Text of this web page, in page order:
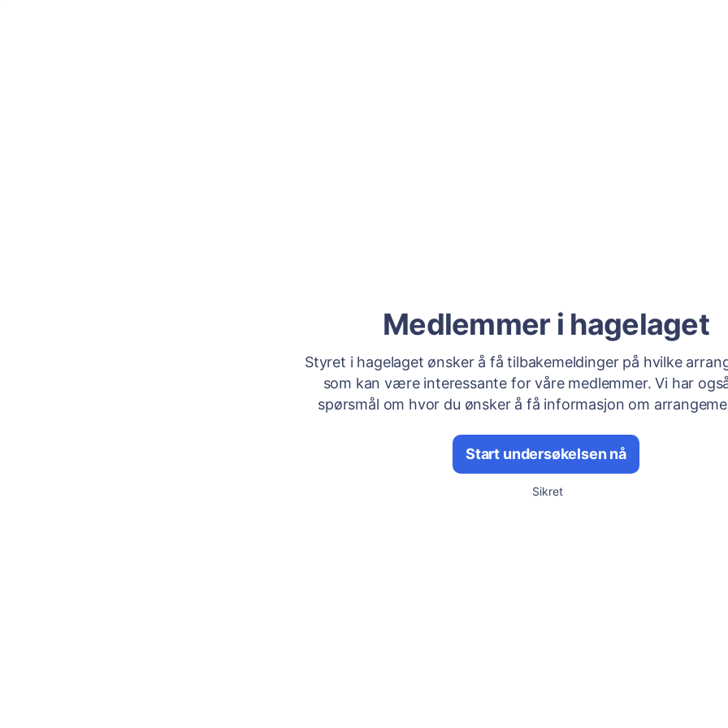
Medlemmer i hagelaget
Styret i hagelaget ønsker å få tilbakemeldinger på hvilke
som kan være interessante for våre medlemmer. Vi har
spørsmål om hvor du ønsker å få informasjon om
Start undersøkelsen nå
Sikret